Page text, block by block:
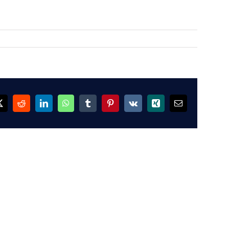
RedditLinkedInWhatsAppTumblrPinterest
Vk Xing Email